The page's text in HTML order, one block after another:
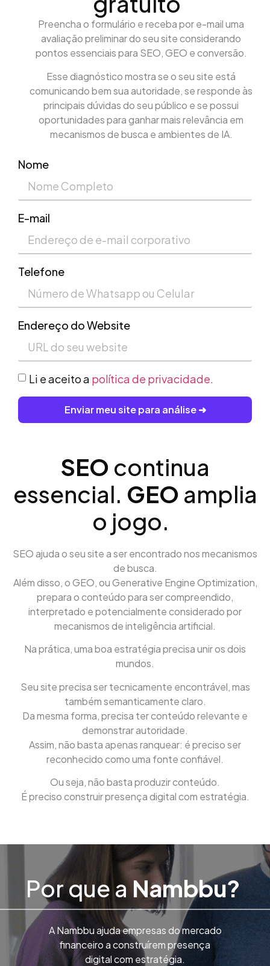
Preencha o formulário e receba por e-mail uma
avaliação preliminar do seu site considerando
pontos essenciais para SEO, GEO e conversão.
Esse diagnóstico mostra se o seu site está
comunicando bem sua autoridade, se responde às
principais dúvidas do seu público e se possui
oportunidades para ganhar mais relevância em
mecanismos de busca e ambientes de IA.
Nome
E-mail
Telefone
Endereço do Website
Li e aceito a política de privacidade.
Enviar meu site para análise ➜
SEO continua
essencial. GEO amplia
o jogo.
SEO ajuda o seu site a ser encontrado nos mecanismos
de busca.
Além disso, o GEO, ou Generative Engine Optimization,
prepara o conteúdo para ser compreendido,
interpretado e potencialmente considerado por
mecanismos de inteligência artificial.
Na prática, uma boa estratégia precisa unir os dois
mundos.
Seu site precisa ser tecnicamente encontrável, mas
também semanticamente claro.
Da mesma forma, precisa ter conteúdo relevante e
demonstrar autoridade.
Assim, não basta apenas ranquear: é preciso ser
reconhecido como uma fonte confiável.
Ou seja, não basta produzir conteúdo.
É preciso construir presença digital com estratégia.
Por que aNambbu?
A Nambbuajuda empresas do mercado
financeiro a construírem presença
digital com estratégia.